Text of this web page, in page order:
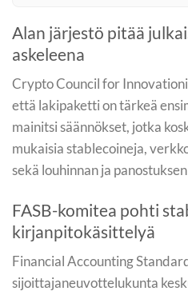
Alan järjestö pitää
askeleena
Crypto Council for
että lakipaketti on tärkeä
mainitsi säännökset, jotka
mukaisia stablecoineja,
sekä louhinnan ja
FASB-komitea pohti
kirjanpitokäsittelyä
Financial Accounting
sijoittajaneuvottelukunta